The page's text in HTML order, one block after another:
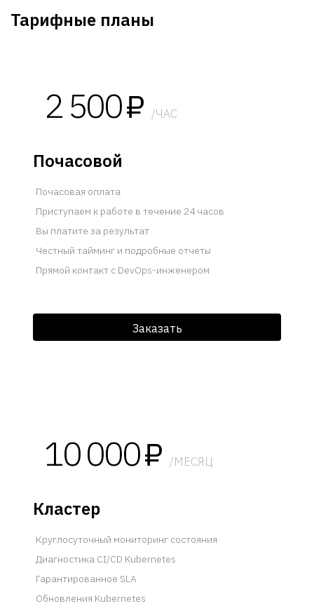
Тарифные планы
2 500₽ /ЧАС
Почасовой
Почасовая оплата
Приступаем к работе в течение 24 часов
Вы платите за результат
Честный тайминг и подробные отчеты
Прямой контакт с DevOps-инженером
Заказать
10 000₽ /МЕСЯЦ
Кластер
Круглосуточный мониторинг состояния
Диагностика CI/CD Kubernetes
Гарантированное SLA
Обновления Kubernetes